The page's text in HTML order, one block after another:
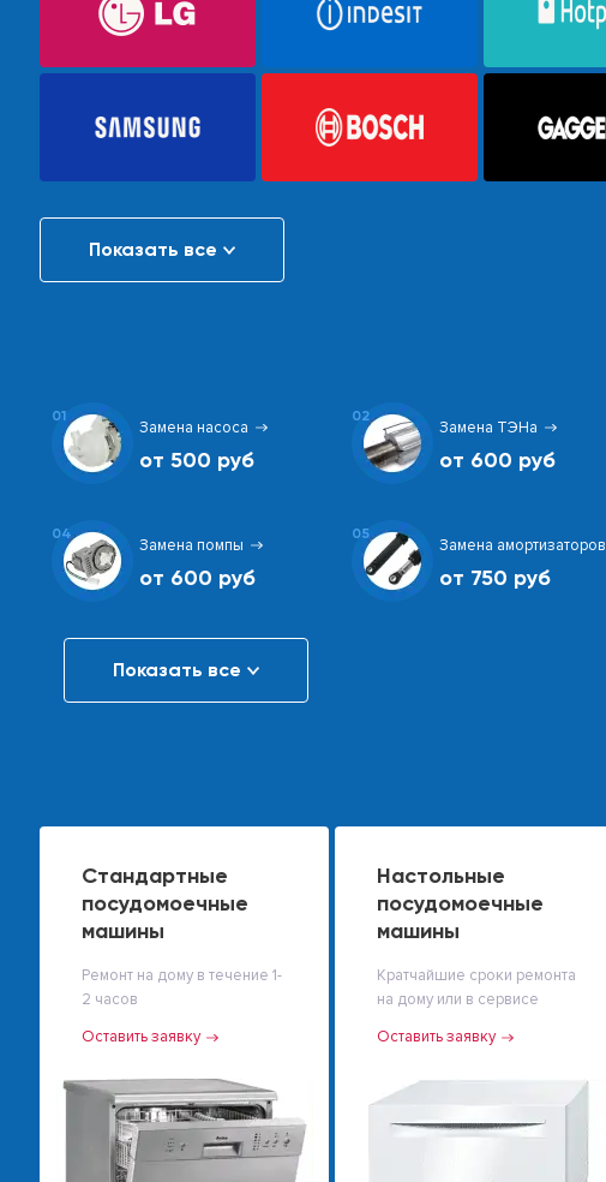
Показать все
01
Замена насоса
от 500 руб
02
Замена ТЭНа
от 600 руб
04
Замена помпы
от 600 руб
05
Замена амортизаторов
от 750 руб
Показать все
Стандартные
посудомоечные
машины
Ремонт на дому в течение 1-
2 часов
Оставить заявку
Настольные
посудомоечные
машины
Кратчайшие сроки ремонта
на дому или в сервисе
Оставить заявку